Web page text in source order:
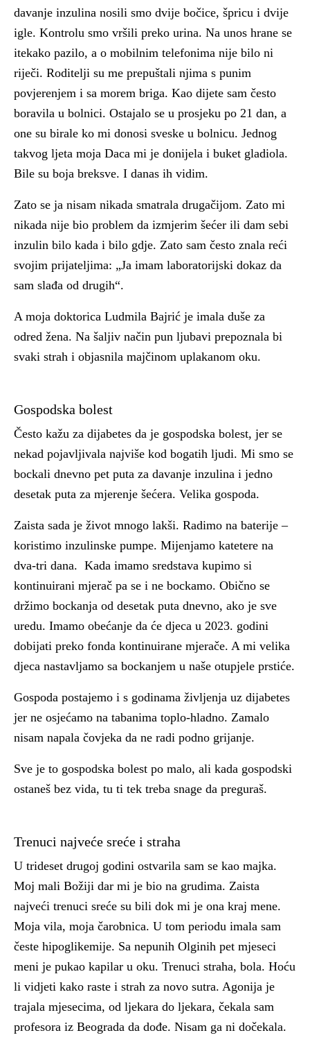
davanje inzulina nosili smo dvije bočice, špricu i dvije
igle. Kontrolu smo vršili preko urina. Na unos hrane se
itekako pazilo, a o mobilnim telefonima nije bilo ni
riječi. Roditelji su me prepuštali njima s punim
povjerenjem i sa morem briga. Kao dijete sam često
boravila u bolnici. Ostajalo se u prosjeku po 21 dan, a
one su birale ko mi donosi sveske u bolnicu. Jednog
takvog ljeta moja Daca mi je donijela i buket gladiola.
Bile su boja breksve. I danas ih vidim.
Zato se ja nisam nikada smatrala drugačijom. Zato mi
nikada nije bio problem da izmjerim šećer ili dam sebi
inzulin bilo kada i bilo gdje. Zato sam često znala reći
svojim prijateljima: „Ja imam laboratorijski dokaz da
sam slađa od drugih“.
A moja doktorica Ludmila Bajrić je imala duše za
odred žena. Na šaljiv način pun ljubavi prepoznala bi
svaki strah i objasnila majčinom uplakanom oku.
Gospodska bolest
Često kažu za dijabetes da je gospodska bolest, jer se
nekad pojavljivala najviše kod bogatih ljudi. Mi smo se
bockali dnevno pet puta za davanje inzulina i jedno
desetak puta za mjerenje šećera. Velika gospoda.
Zaista sada je život mnogo lakši. Radimo na baterije –
koristimo inzulinske pumpe. Mijenjamo katetere na
dva-tri dana. Kada imamo sredstava kupimo si
kontinuirani mjerač pa se i ne bockamo. Obično se
držimo bockanja od desetak puta dnevno, ako je sve
uredu. Imamo obećanje da će djeca u 2023. godini
dobijati preko fonda kontinuirane mjerače. A mi velika
djeca nastavljamo sa bockanjem u naše otupjele prstiće.
Gospoda postajemo i s godinama življenja uz dijabetes
jer ne osjećamo na tabanima toplo-hladno. Zamalo
nisam napala čovjeka da ne radi podno grijanje.
Sve je to gospodska bolest po malo, ali kada gospodski
ostaneš bez vida, tu ti tek treba snage da preguraš.
Trenuci najveće sreće i straha
U trideset drugoj godini ostvarila sam se kao majka.
Moj mali Božiji dar mi je bio na grudima. Zaista
najveći trenuci sreće su bili dok mi je ona kraj mene.
Moja vila, moja čarobnica. U tom periodu imala sam
česte hipoglikemije. Sa nepunih Olginih pet mjeseci
meni je pukao kapilar u oku. Trenuci straha, bola. Hoću
li vidjeti kako raste i strah za novo sutra. Agonija je
trajala mjesecima, od ljekara do ljekara, čekala sam
profesora iz Beograda da dođe. Nisam ga ni dočekala.